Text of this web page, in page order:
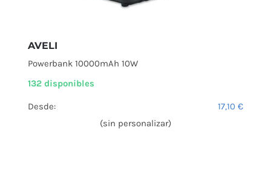
AVELI
Powerbank 10000mAh 10W
132 disponibles
Desde: 17,10 €
(sin personalizar)